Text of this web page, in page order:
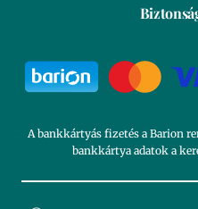
A bankkártyás fizetés a Barion
bankkártya adatok a